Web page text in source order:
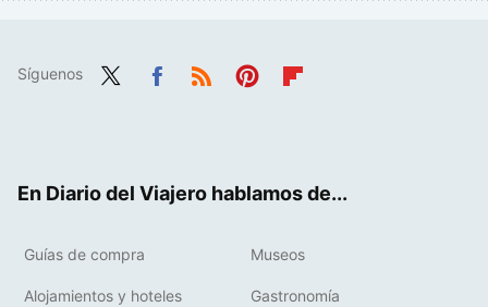
Síguenos
En Diario del Viajero hablamos de...
Guías de compra Museos
Alojamientos y hoteles Gastronomía